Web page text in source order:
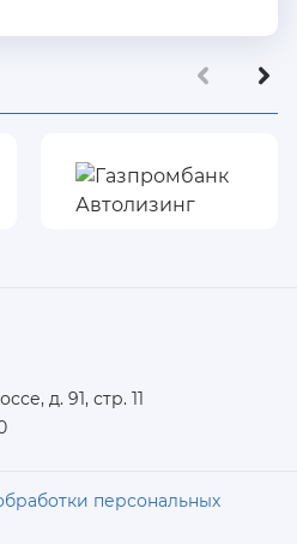
д. 91, стр. 11
персональных